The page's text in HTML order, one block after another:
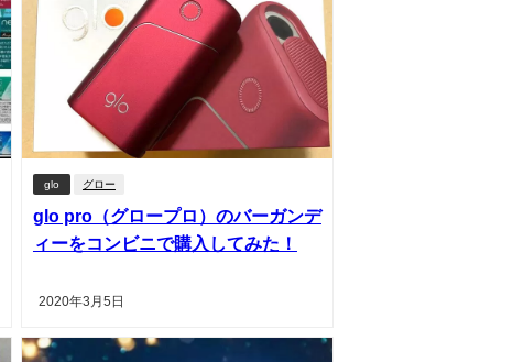
glo グロー
glo pro（グロープロ）のバーガンデ
ィーをコンビニで購入してみた！
2020年3月5日